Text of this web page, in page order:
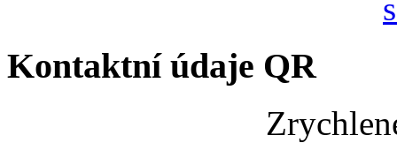
Kontaktní údaje QR